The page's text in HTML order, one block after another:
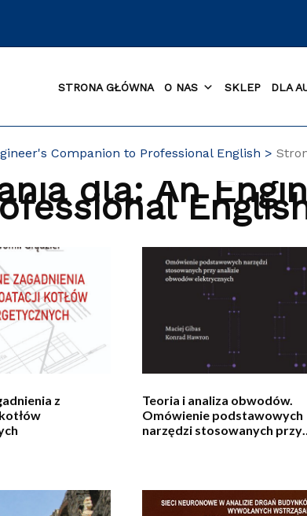
STRONA GŁÓWNA O NAS SKLEP DLA
Companion to Professional English
dla:An
z
Teoria i analiza obwodów.
Omówienie podstawowych
narzędzi stosowanych przy